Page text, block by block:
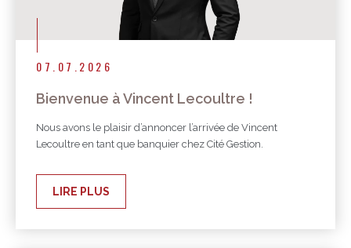
07.07.2026
Bienvenue à Vincent Lecoultre !
Nous avons le plaisir d’annoncer l’arrivée de Vincent
Lecoultre en tant que banquier chez Cité Gestion.
LIRE PLUS